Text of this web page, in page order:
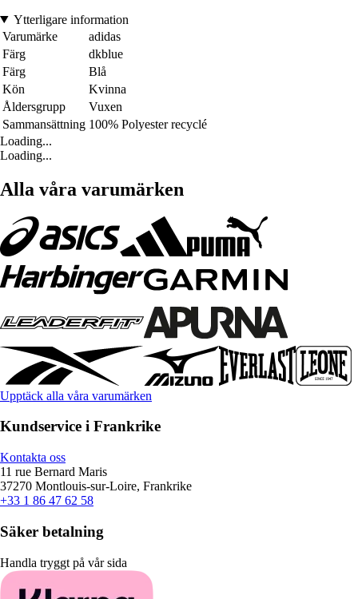
Ytterligare information
Varumärke
adidas
Färg
dkblue
Färg
Blå
Kön
Kvinna
Åldersgrupp
Vuxen
Sammansättning 100% Polyester recyclé
Loading...
Loading...
Alla våra varumärken
Upptäck alla våra varumärken
Kundservice i Frankrike
Kontakta oss
11 rue Bernard Maris
37270 Montlouis-sur-Loire, Frankrike
+33 1 86 47 62 58
Säker betalning
Handla tryggt på vår sida